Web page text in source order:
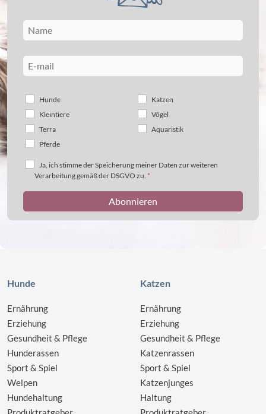
Hunde
Kleintiere
Terra
Pferde
Katzen
Vögel
Aquaristik
Ja, ich stimme der Speicherung meiner Daten zur weiteren
Verarbeitung gemäß der DSGVO zu. *
Hunde
Ernährung
Erziehung
Gesundheit & Pflege
Hunderassen
Sport & Spiel
Welpen
Hundehaltung
Katzen
Ernährung
Erziehung
Gesundheit & Pflege
Katzenrassen
Sport & Spiel
Katzenjunges
Haltung